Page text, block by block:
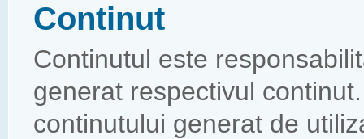
Continut
Continutul este
generat respectivul
continutului generat de